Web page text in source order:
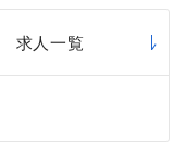
求人一覧